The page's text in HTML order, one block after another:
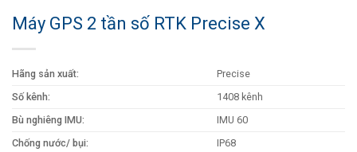
Máy GPS 2 tần số RTK Precise X
Hãng sản xuất:
Precise
Số kênh:
1408 kênh
Bù nghiêng IMU:
IMU 60
Chống nước/ bụi:
IP68